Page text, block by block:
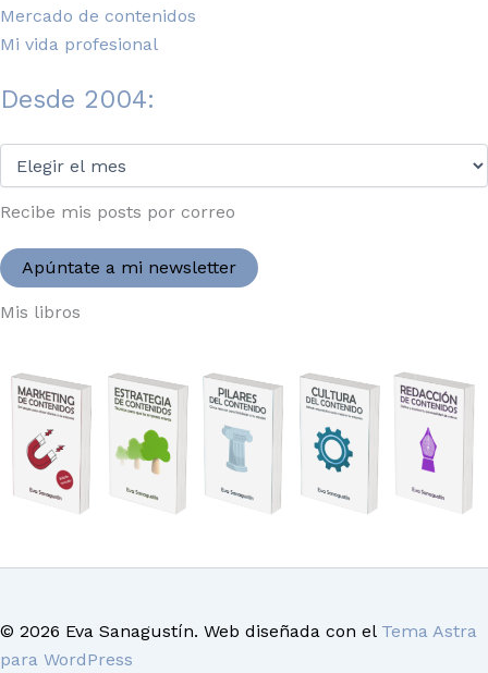
Mercado de contenidos
Mi vida profesional
Desde 2004:
2004:
Recibe mis posts por correo
Apúntate a mi newsletter
Mis libros
© 2026 Eva Sanagustín. Web diseñada con el Tema Astra
para WordPress